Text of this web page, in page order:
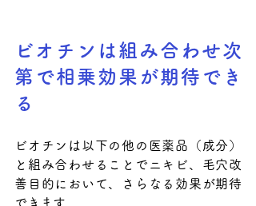
ビオチンは組み合わせ次
第で相乗効果が期待でき
る
ビオチンは以下の他の医薬品（成分）
と組み合わせることでニキビ、毛穴改
善目的において、さらなる効果が期待
できます。